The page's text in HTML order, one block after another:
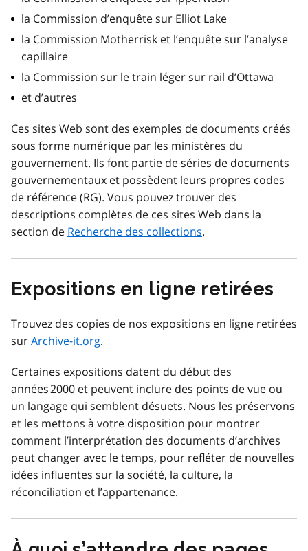
la Commission d’enquête sur Elliot Lake
la Commission Motherrisk et l’enquête sur l’analyse
capillaire
la Commission sur le train léger sur rail d’Ottawa
et d’autres
Ces sites Web sont des exemples de documents créés
sous forme numérique par les ministères du
gouvernement. Ils font partie de séries de documents
gouvernementaux et possèdent leurs propres codes
de référence (RG). Vous pouvez trouver des
descriptions complètes de ces sites Web dans la
section de Recherche des collections.
Expositions en ligne retirées
Trouvez des copies de nos expositions en ligne retirées
surArchive-it.org.
Certaines expositions datent du début des
années 2000 et peuvent inclure des points de vue ou
un langage qui semblent désuets. Nous les préservons
et les mettons à votre disposition pour montrer
comment l’interprétation des documents d’archives
peut changer avec le temps, pour refléter de nouvelles
idées influentes sur la société, la culture, la
réconciliation et l’appartenance.